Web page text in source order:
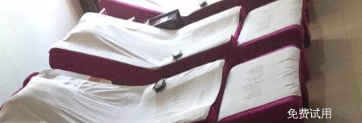
免费试用
梁先生
187****3668
深圳
18分钟前